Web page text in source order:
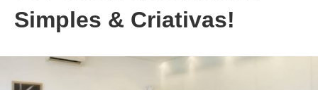
Simples & Criativas!